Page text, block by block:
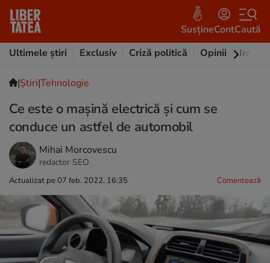
SusțineContCaută
Ultimele știri
Exclusiv Criză politică Opinii
|Ştiri|Tehnologie
Ce este o mașină electrică și cum se
conduce un astfel de automobil
Mihai Morcovescu
redactor SEO
Actualizat pe 07 feb. 2022, 16:35 Comentează